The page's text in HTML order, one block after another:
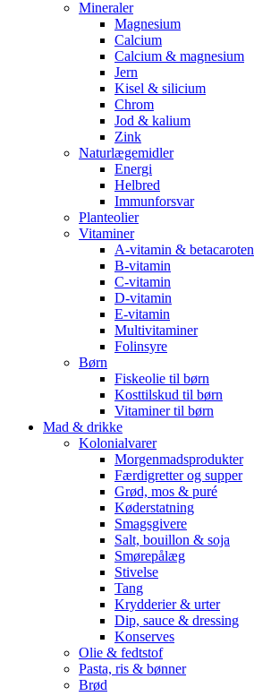
Mineraler
Magnesium
Calcium
Calcium & magnesium
Jern
Kisel & silicium
Chrom
Jod & kalium
Zink
Naturlægemidler
Energi
Helbred
Immunforsvar
Planteolier
Vitaminer
A-vitamin & betacaroten
B-vitamin
C-vitamin
D-vitamin
E-vitamin
Multivitaminer
Folinsyre
Børn
Fiskeolie til børn
Kosttilskud til børn
Vitaminer til børn
Mad & drikke
Kolonialvarer
Morgenmadsprodukter
Færdigretter og supper
Grød, mos & puré
Køderstatning
Smagsgivere
Salt, bouillon & soja
Smørepålæg
Stivelse
Tang
Krydderier & urter
Dip, sauce & dressing
Konserves
Olie & fedtstof
Pasta, ris & bønner
Brød